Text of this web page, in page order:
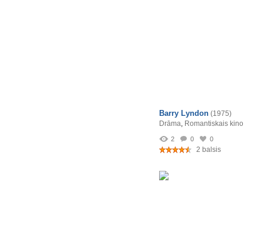
Barry Lyndon (1975)
Drāma, Romantiskais kino
2 0 0
2 balsis